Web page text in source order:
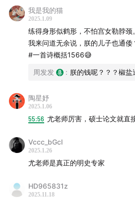
这些其实都离不开嘉靖在政治生涯
治危机——“大礼议”。这位少年天
理，及其支持者与反对者的多番拉
朝政治都产生了不可逆转的影响。
浙江大学历史学系的副教授尤淑君
人民出版社修订再版。除了影视作
性和利害冲突，从更宏观的视角综
成为明朝的转捩点？“大礼议”又给
带来了哪些预料之外的后果？
——本期嘉宾——
尤淑君浙江大学历史学系副教授
我是我的猫
2025.1.09
练得身形似鹤形，不怕宫女勒脖颈。
我来问道无余说，朕的儿子也通倭
#一首诗概括1566😅
周发发 : 朕的钱呢？？？椒盐
陶星妤
2025.1.06
55:56 尤老师厉害，硕士论文就直
Vccc_bGcl
2025.1.26
尤老师是真正的明史专家
HD965831z
2025.11.18